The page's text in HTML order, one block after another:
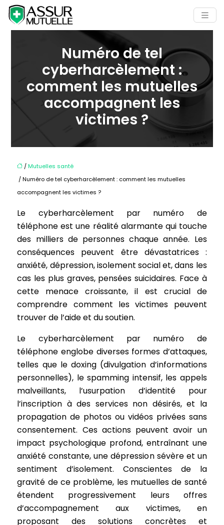
Numéro de tel
cyberharcèlement :
comment les mutuelles
accompagnent les
victimes ?
/Mutuelles santé
/ Numéro de tel cyberharcèlement : comment les mutuelles
accompagnent les victimes ?
Le cyberharcèlement par numéro de
téléphone est une réalité alarmante qui touche
des milliers de personnes chaque année. Les
conséquences peuvent être dévastatrices :
anxiété, dépression, isolement social et, dans les
cas les plus graves, pensées suicidaires. Face à
cette menace croissante, il est crucial de
comprendre comment les victimes peuvent
trouver de l’aide et du soutien.
Le cyberharcèlement par numéro de
téléphone englobe diverses formes d’attaques,
telles que le doxing (divulgation d’informations
personnelles), le spamming intensif, les appels
malveillants, l’usurpation d’identité pour
l’inscription à des services non désirés, et la
propagation de photos ou vidéos privées sans
consentement. Ces actions peuvent avoir un
impact psychologique profond, entraînant une
anxiété constante, une dépression sévère et un
sentiment d’isolement. Conscientes de la
gravité de ce problème, les mutuelles de santé
étendent progressivement leurs offres
d’accompagnement aux victimes, en
proposant des solutions concrètes et